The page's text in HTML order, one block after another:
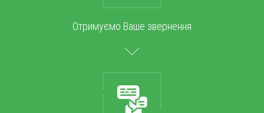
Отримуємо Ваше звернення